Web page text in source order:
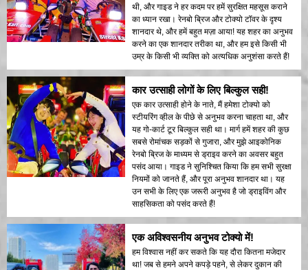
थी, और गाइड ने हर कदम पर हमें सुरक्षित महसूस कराने
का ध्यान रखा। रेनबो ब्रिज और टोक्यो टॉवर के दृश्य
शानदार थे, और हमें बहुत मज़ा आया! यह शहर का अनुभव
करने का एक शानदार तरीका था, और हम इसे किसी भी
उम्र के किसी भी व्यक्ति को अत्यधिक अनुशंसा करते हैं!
कार उत्साही लोगों के लिए बिल्कुल सही!
एक कार उत्साही होने के नाते, मैं हमेशा टोक्यो को
स्टीयरिंग व्हील के पीछे से अनुभव करना चाहता था, और
यह गो-कार्ट टूर बिल्कुल सही था। मार्ग हमें शहर की कुछ
सबसे रोमांचक सड़कों से गुजारा, और मुझे आइकोनिक
रेनबो ब्रिज के माध्यम से ड्राइव करने का अवसर बहुत
पसंद आया। गाइड ने सुनिश्चित किया कि हम सभी सुरक्षा
नियमों को जानते हैं, और पूरा अनुभव शानदार था। यह
उन सभी के लिए एक जरूरी अनुभव है जो ड्राइविंग और
साहसिकता को पसंद करते हैं!
एक अविश्वसनीय अनुभव टोक्यो में!
हम विश्वास नहीं कर सकते कि यह दौरा कितना मजेदार
था! जब से हमने अपने कपड़े पहने, से लेकर दुकान की